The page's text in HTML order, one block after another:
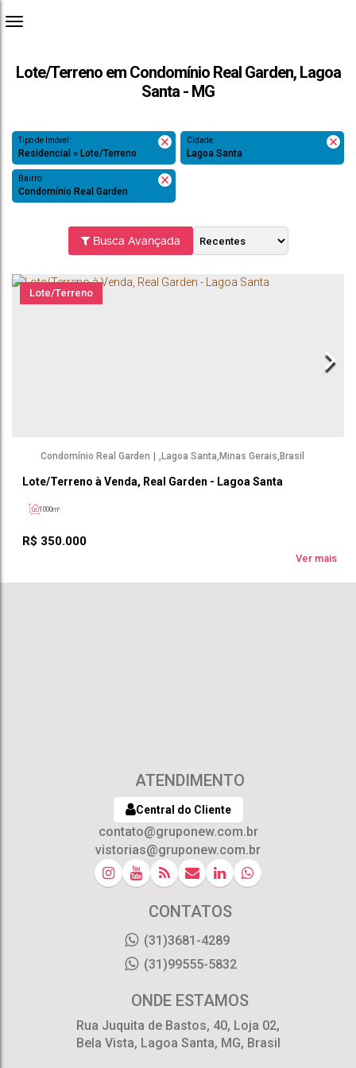
Lote/Terreno em Condomínio Real Garden, Lagoa
Santa - MG
Tipo de Imóvel:
Residencial » Lote/Terreno
Cidade:
Lagoa Santa
Bairro:
Condomínio Real Garden
Busca Avançada
Lote/Terreno
Lote/Terreno à Venda, Real Garden - Lagoa Santa
R$ 350.000
Condomínio Real Garden Lagoa Santa Minas Gerais Brasil
1000m²
Ver mais
ATENDIMENTO
Central do Cliente
contato@gruponew.com.br
vistorias@gruponew.com.br
CONTATOS
(31)3681-4289
(31)99555-5832
ONDE ESTAMOS
Rua Juquita de Bastos, 40, Loja 02,
Bela Vista, Lagoa Santa, MG, Brasil